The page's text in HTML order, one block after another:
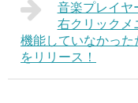
音楽プレイヤ
右クリックメ
機能していなかっ
をリリース！